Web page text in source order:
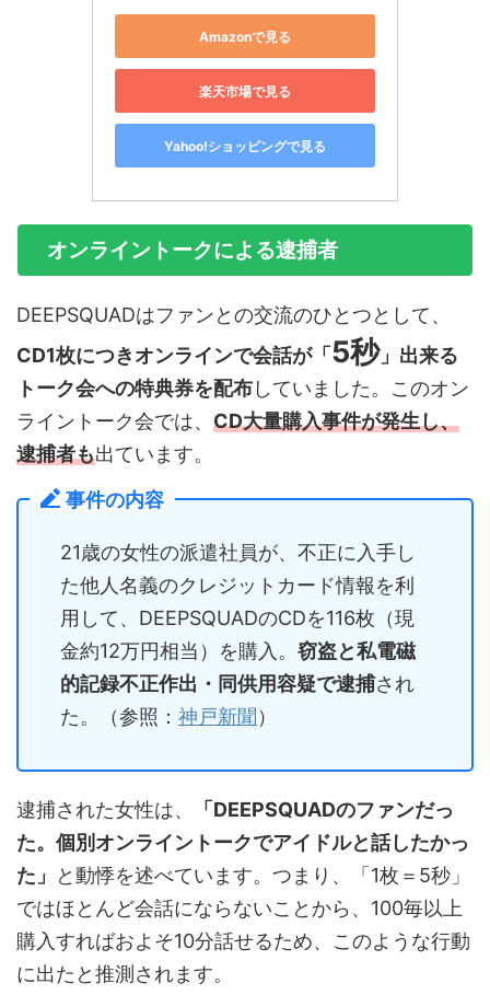
Amazonで見る
楽天市場で見る
Yahoo!ショッピングで見る
オンライントークによる逮捕者
DEEPSQUADはファンとの交流のひとつとして、
CD1枚につきオンラインで会話が「 5秒」出来る
トーク会への特典券を配布していました。このオン
ライントーク会では、 CD大量購入事件が発生し、
逮捕者も出ています。
事件の内容
21歳の女性の派遣社員が、不正に入手し
た他人名義のクレジットカード情報を利
用して、DEEPSQUADのCDを116枚（現
金約12万円相当）を購入。 窃盗と私電磁
的記録不正作出・同供用容疑で逮捕され
た。（参照： 神戸新聞 ）
逮捕された女性は、
「DEEPSQUADのファンだっ
た。個別オンライントークでアイドルと話したかっ
た」
と動悸を述べています。つまり、「1枚＝5秒」
ではほとんど会話にならないことから、100毎以上
購入すればおよそ10分話せるため、このような行動
に出たと推測されます。